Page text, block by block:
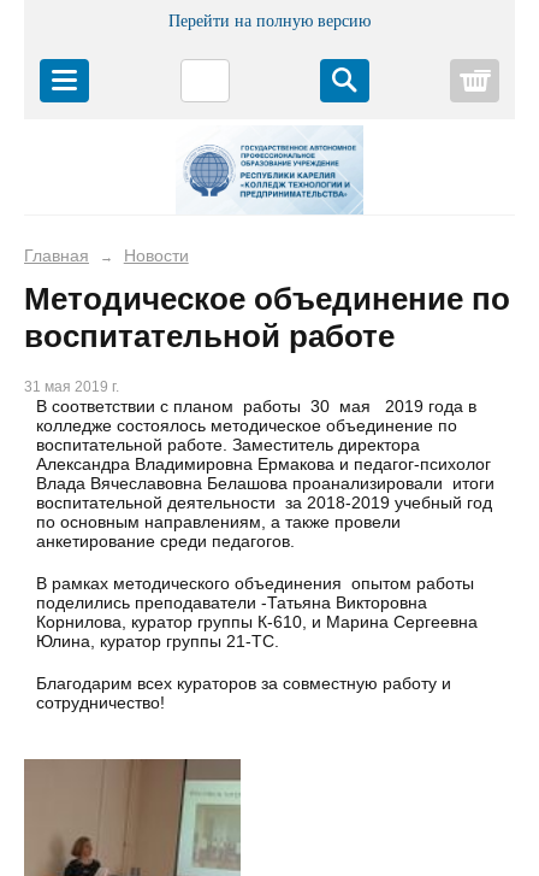
Перейти на полную версию
Главная → Новости
Методическое объединение по
воспитательной работе
31 мая 2019 г.
В соответствии с планом работы 30 мая 2019 года в
колледже состоялось методическое объединение по
воспитательной работе. Заместитель директора
Александра Владимировна Ермакова и педагог-психолог
Влада Вячеславовна Белашова проанализировали итоги
воспитательной деятельности за 2018-2019 учебный год
по основным направлениям, а также провели
анкетирование среди педагогов.
В рамках методического объединения опытом работы
поделились преподаватели -Татьяна Викторовна
Корнилова, куратор группы К-610, и Марина Сергеевна
Юлина, куратор группы 21-ТС.
Благодарим всех кураторов за совместную работу и
сотрудничество!